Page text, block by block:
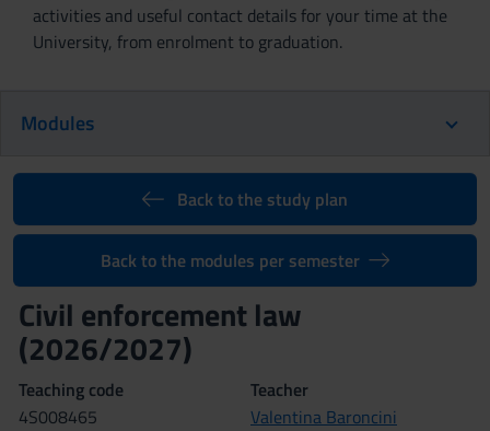
activities and useful contact details for your time at the
University, from enrolment to graduation.
Modules
Back to the study plan
Back to the modules per semester
Civil enforcement law
(2026/2027)
Teaching code
4S008465
Teacher
Valentina Baroncini